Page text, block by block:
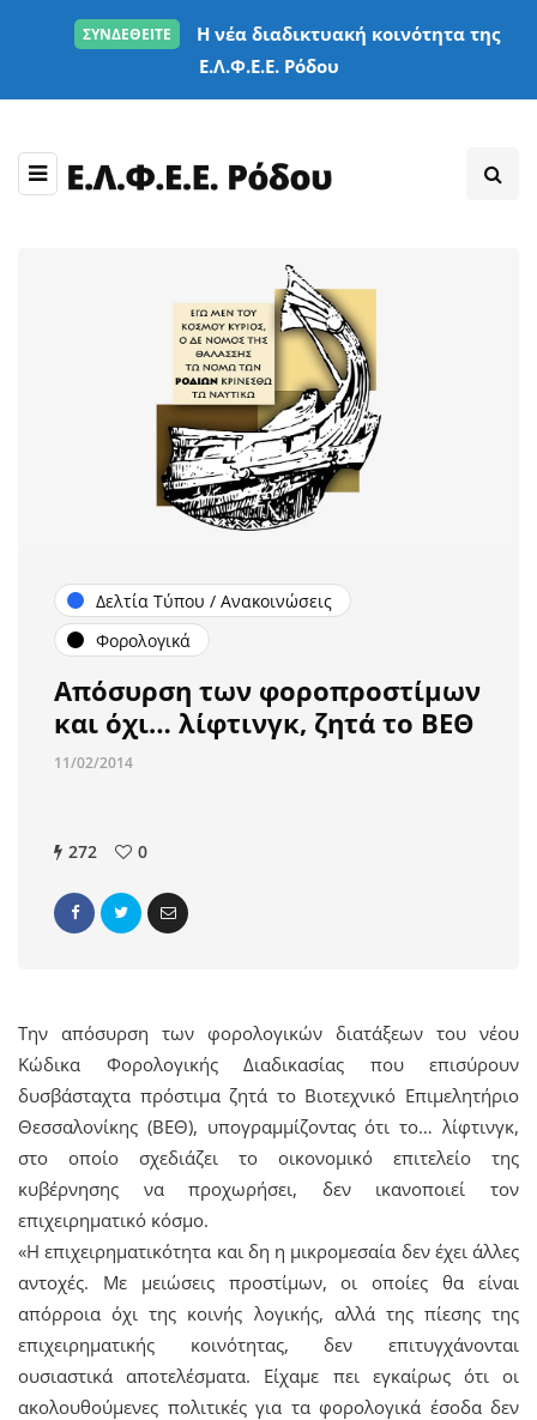
ΣΥΝΔΕΘΕΙΤΕ
Η νέα διαδικτυακή κοινότητα της
Ε.Λ.Φ.Ε.Ε. Ρόδου
Δελτία Τύπου / Ανακοινώσεις
Φορολογικά
Απόσυρση των φοροπροστίμων
και όχι… λίφτινγκ, ζητά το ΒΕΘ
11/02/2014
272 0
Την απόσυρση των φορολογικών διατάξεων του νέου
Κώδικα Φορολογικής Διαδικασίας που επισύρουν
δυσβάσταχτα πρόστιμα ζητά το Βιοτεχνικό Επιμελητήριο
Θεσσαλονίκης (ΒΕΘ), υπογραμμίζοντας ότι το… λίφτινγκ,
στο οποίο σχεδιάζει το οικονομικό επιτελείο της
κυβέρνησης να προχωρήσει, δεν ικανοποιεί τον
επιχειρηματικό κόσμο.
«Η επιχειρηματικότητα και δη η μικρομεσαία δεν έχει άλλες
αντοχές. Με μειώσεις προστίμων, οι οποίες θα είναι
απόρροια όχι της κοινής λογικής, αλλά της πίεσης της
επιχειρηματικής κοινότητας, δεν επιτυγχάνονται
ουσιαστικά αποτελέσματα. Είχαμε πει εγκαίρως ότι οι
ακολουθούμενες πολιτικές για τα φορολογικά έσοδα δεν